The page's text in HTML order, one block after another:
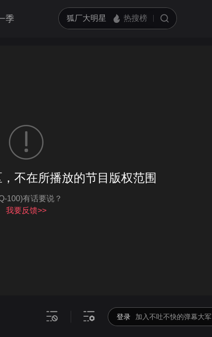
季
不在所播放的节目版权范围
100)有话要说？
我要反馈>>
亮度
登录 加入不吐不快的弹幕大军